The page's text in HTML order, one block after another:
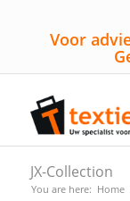
Voor
JX-Collection
You are here: Home